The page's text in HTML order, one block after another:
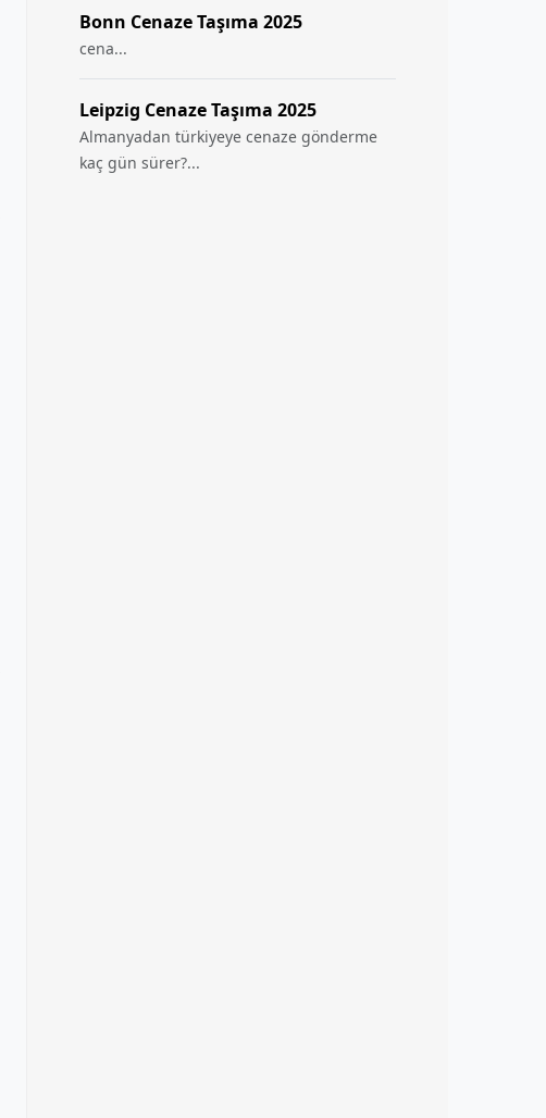
Bonn Cenaze Taşıma 2025
cena...
Leipzig Cenaze Taşıma 2025
Almanyadan türkiyeye cenaze gönderme
kaç gün sürer?...